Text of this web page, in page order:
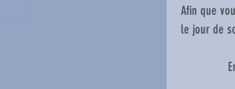
Afin que
le jour de